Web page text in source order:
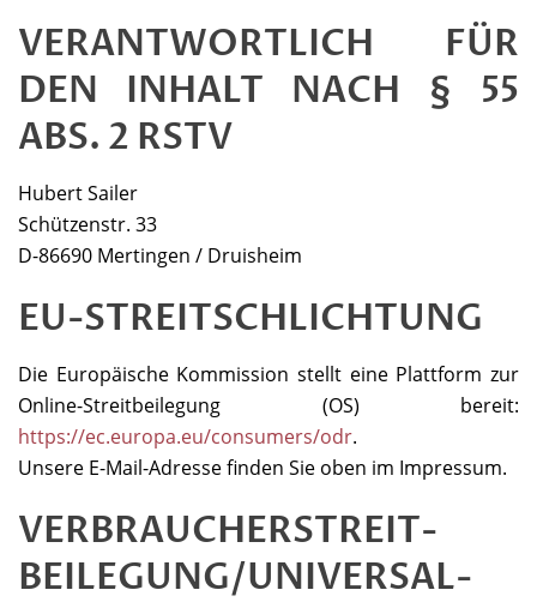
VERANTWORTLICH FÜR
DEN INHALT NACH § 55
ABS. 2 RSTV
Hubert Sailer
Schützenstr. 33
D-86690 Mertingen / Druisheim
EU-STREITSCHLICHTUNG
Die Europäische Kommission stellt eine Plattform zur
Online-Streitbeilegung (OS) bereit:
https://ec.europa.eu/consumers/odr.
Unsere E-Mail-Adresse finden Sie oben im Impressum.
VERBRAUCHER­STREIT­
BEILEGUNG/UNIVERSAL­